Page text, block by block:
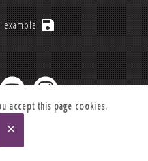
examplesave
accept this page cookies.
close